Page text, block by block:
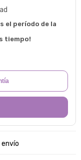
el período de la
tiempo!